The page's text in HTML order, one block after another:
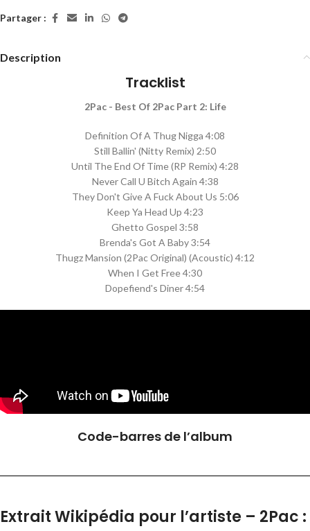
Partager :
Description
Tracklist
2Pac - Best Of 2Pac Part 2: Life
Definition Of A Thug Nigga 4:08
Still Ballin' (Nitty Remix) 2:50
Until The End Of Time (RP Remix) 4:28
Never Call U Bitch Again 4:38
They Don't Give A Fuck About Us 5:06
Keep Ya Head Up 4:23
Ghetto Gospel 3:58
Brenda's Got A Baby 3:54
Thugz Mansion (2Pac Original) (Acoustic) 4:12
When I Get Free 4:30
Dopefiend's Diner 4:54
Code-barres de l’album
Extrait Wikipédia pour l’artiste – 2Pac :